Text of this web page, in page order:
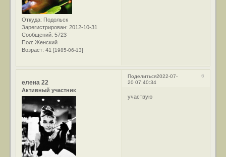
Откуда: Подольск
Зарегистрирован: 2012-10-31
Сообщений: 5723
Пол: Женский
Возраст: 41[1985-06-13]
Поделиться 6
2022-07-
20 07:40:34
елена 22
Активный участник
участвую